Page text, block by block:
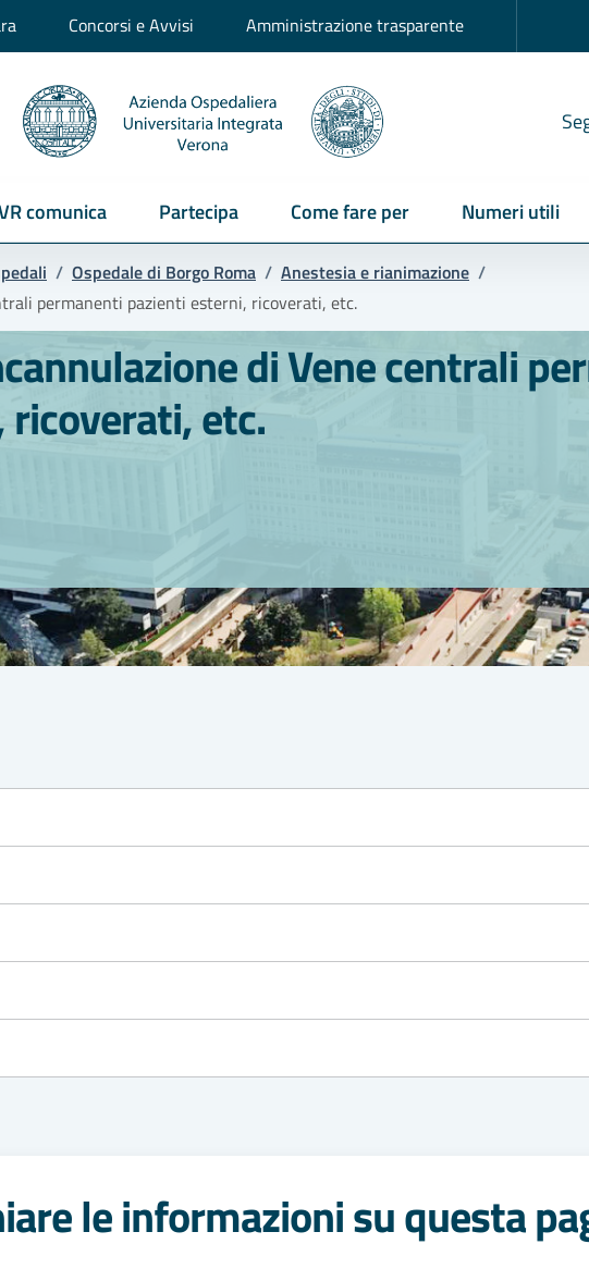
Concorsi e Avvisi Amministrazione trasparente
comunica Partecipa Come fare per Numeri utili
/ Ospedale di Borgo Roma / Anestesia e rianimazione /
permanenti pazienti esterni, ricoverati, etc.
di Vene centrali
etc.
le informazioni su questa